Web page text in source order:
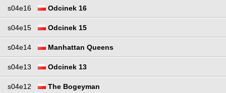
s04e16 Odcinek 16
s04e15 Odcinek 15
s04e14 Manhattan Queens
s04e13 Odcinek 13
s04e12 The Bogeyman